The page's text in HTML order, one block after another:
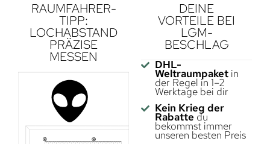
RAUMFAHRER-
TIPP:
LOCHABSTAND
PRÄZISE
MESSEN
DEINE
VORTEILE BEI
LGM-
BESCHLAG
DHL-
Weltraumpaketin
der Regel in 1–2
Werktage bei dir
Kein Krieg der
Rabatte du
bekommst immer
unseren besten Preis